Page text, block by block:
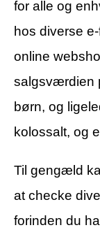
for alle og
hos diverse
online
salgsværdien
børn, og
kolossalt, og
Til gengæld
at checke
forinden du